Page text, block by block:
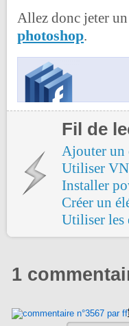
Allez donc jeter
photoshop.
Fil de
Ajouter un
Utiliser
Installer
Créer un
Utiliser les
1